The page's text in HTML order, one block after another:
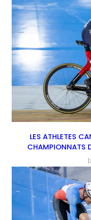
LES ATHLETES
CHAMPIONNATS